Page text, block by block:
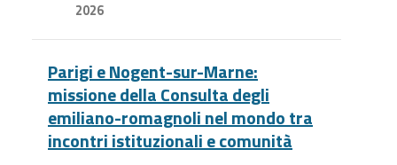
2026
Parigi e Nogent-sur-Marne:
missione della Consulta degli
emiliano-romagnoli nel mondo tra
incontri istituzionali e comunità